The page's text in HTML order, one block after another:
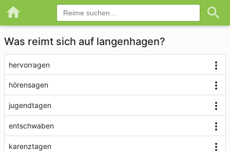
Was reimt sich auf langenhagen?
hervorragen
hörensagen
jugendtagen
entschwaben
karenztagen